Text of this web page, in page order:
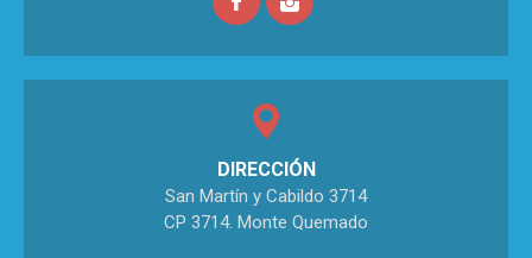
DIRECCIÓN
San Martín y Cabildo 3714
CP 3714. Monte Quemado